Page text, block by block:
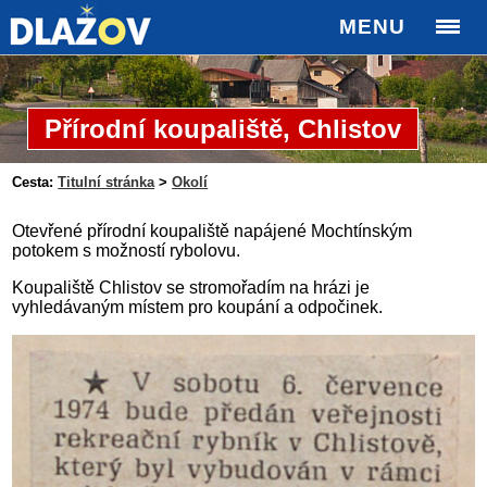
MENU
Přírodní koupaliště, Chlistov
Cesta: Titulní stránka>Okolí
Otevřené přírodní koupaliště napájené Mochtínským
potokem s možností rybolovu.
Koupaliště Chlistov se stromořadím na hrázi je
vyhledávaným místem pro koupání a odpočinek.